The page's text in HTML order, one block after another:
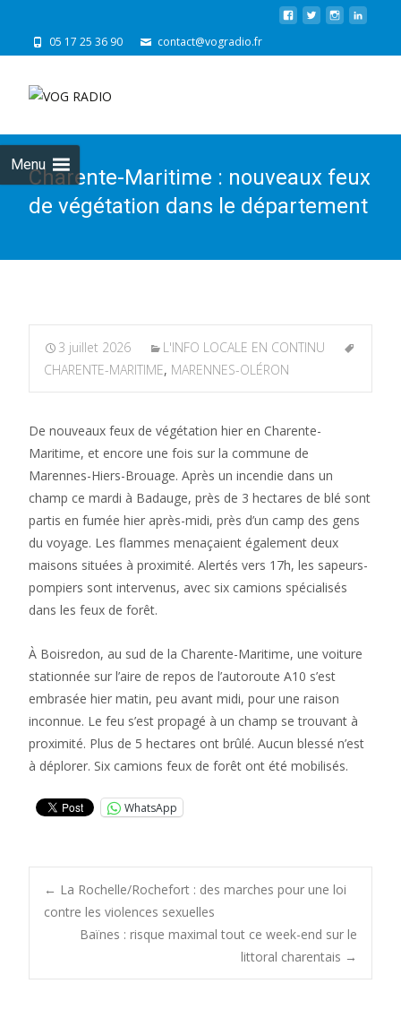
05 17 25 36 90 contact@vogradio.fr
Menu
Charente-Maritime : nouveaux feux
de végétation dans le département
3 juillet 2026
L'INFO LOCALE EN CONTINU
CHARENTE-MARITIME, MARENNES-OLÉRON
De nouveaux feux de végétation hier en Charente-
Maritime, et encore une fois sur la commune de
Marennes-Hiers-Brouage. Après un incendie dans un
champ ce mardi à Badauge, près de 3 hectares de blé sont
partis en fumée hier après-midi, près d’un camp des gens
du voyage. Les flammes menaçaient également deux
maisons situées à proximité. Alertés vers 17h, les sapeurs-
pompiers sont intervenus, avec six camions spécialisés
dans les feux de forêt.
À Boisredon, au sud de la Charente-Maritime, une voiture
stationnée sur l’aire de repos de l’autoroute A10 s’est
embrasée hier matin, peu avant midi, pour une raison
inconnue. Le feu s’est propagé à un champ se trouvant à
proximité. Plus de 5 hectares ont brûlé. Aucun blessé n’est
à déplorer. Six camions feux de forêt ont été mobilisés.
WhatsApp
Post
navigation
← La Rochelle/Rochefort : des marches pour une loi
contre les violences sexuelles
Baïnes : risque maximal tout ce week-end sur le
littoral charentais →